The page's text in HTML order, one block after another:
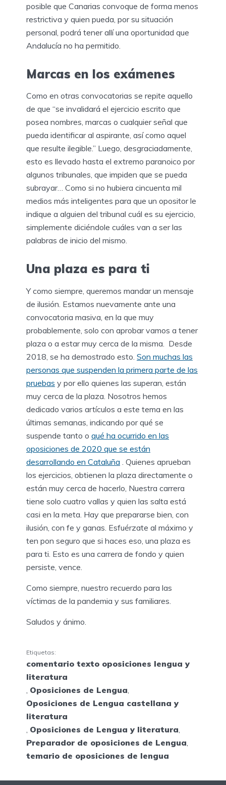
posible que Canarias convoque de forma menos
restrictiva y quien pueda, por su situación
personal, podrá tener allí una oportunidad que
Andalucía no ha permitido.
Marcas en los exámenes
Como en otras convocatorias se repite aquello
de que “se invalidará el ejercicio escrito que
posea nombres, marcas o cualquier señal que
pueda identificar al aspirante, así como aquel
que resulte ilegible.” Luego, desgraciadamente,
esto es llevado hasta el extremo paranoico por
algunos tribunales, que impiden que se pueda
subrayar… Como si no hubiera cincuenta mil
medios más inteligentes para que un opositor le
indique a alguien del tribunal cuál es su ejercicio,
simplemente diciéndole cuáles van a ser las
palabras de inicio del mismo.
Una plaza es para ti
Y como siempre, queremos mandar un mensaje
de ilusión. Estamos nuevamente ante una
convocatoria masiva, en la que muy
probablemente, solo con aprobar vamos a tener
plaza o a estar muy cerca de la misma. Desde
2018, se ha demostrado esto. Son muchas las
personas que suspenden la primera parte de las
pruebas y por ello quienes las superan, están
muy cerca de la plaza. Nosotros hemos
dedicado varios artículos a este tema en las
últimas semanas, indicando por qué se
suspende tanto o qué ha ocurrido en las
oposiciones de 2020 que se están
desarrollando en Cataluña . Quienes aprueban
los ejercicios, obtienen la plaza directamente o
están muy cerca de hacerlo, Nuestra carrera
tiene solo cuatro vallas y quien las salta está
casi en la meta. Hay que prepararse bien, con
ilusión, con fe y ganas. Esfuérzate al máximo y
ten pon seguro que si haces eso, una plaza es
para ti. Esto es una carrera de fondo y quien
persiste, vence.
Como siempre, nuestro recuerdo para las
víctimas de la pandemia y sus familiares.
Saludos y ánimo.
Etiquetas:
comentario texto oposiciones lengua y
literatura
, Oposiciones de Lengua,
Oposiciones de Lengua castellana y
literatura
, Oposiciones de Lengua y literatura,
Preparador de oposiciones de Lengua,
temario de oposiciones de lengua